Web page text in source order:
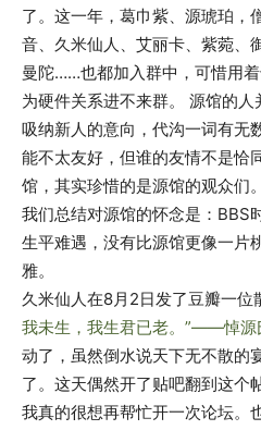
了。这一年，葛巾紫、源琥珀，
音、久米仙人、艾丽卡、紫菀、
曼陀……也都加入群中，可惜用
为硬件关系进不来群。 源馆的
吸纳新人的意向，代沟一词有无
能不太友好，但谁的友情不是恰
馆，其实珍惜的是源馆的观众们。
我们总结对源馆的怀念是：BBS
生平难遇，没有比源馆更像一片
雅。
久米仙人在8月2日发了豆瓣一位
我未生，我生君已老。”——悼源
动了，虽然倒水说天下无不散的
了。这天偶然开了贴吧翻到这个
我真的很想再帮忙开一次论坛。